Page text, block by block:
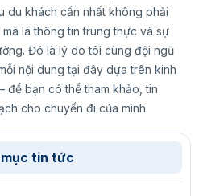
tin tức
du khách cần nhất không phải
là thông tin trung thực và sự
Đó là lý do tôi cùng đội ngũ
nội dung tại đây dựa trên kinh
bạn có thể tham khảo, tin
cho chuyến đi của mình.